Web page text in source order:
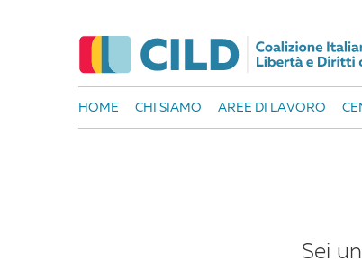
HOME CHI SIAMO AREE DI LAVORO
Sei